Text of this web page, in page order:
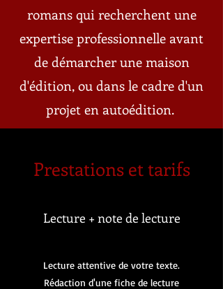
romans qui recherchent une
expertise professionnelle avant
de démarcher une maison
d'édition, ou dans le cadre d'un
projet en autoédition.
Prestations et tarifs
Lecture + note de lecture
Lecture attentive de votre texte.
Rédaction d'une fiche de lecture